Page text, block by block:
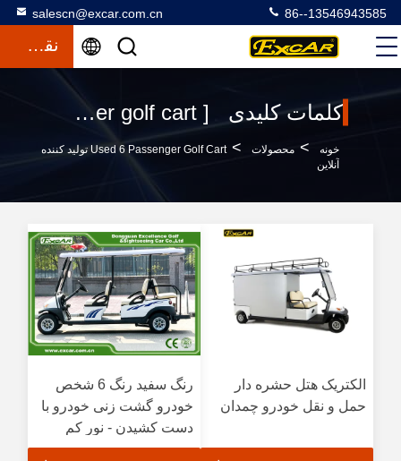
salescn@excar.com.cn 86--13546943585
نقل قول
کلمات کلیدی [ used 6 passenger golf cart ] مطابقت 196 محصولات
خونه > محصولات >
Used 6 Passenger Golf Cart تولید کننده
آنلاین
الکتریک هتل حشره دار
حمل و نقل خودرو چمدان
رنگ سفید رنگ 6 شخص
خودرو گشت زنی خودرو با
دست کشیدن - نور کم
اطمینان